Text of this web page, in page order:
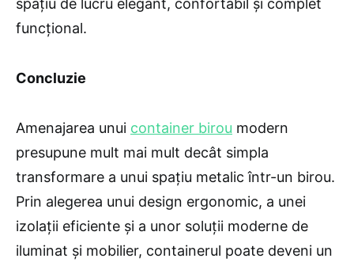
spațiu de lucru elegant, confortabil și complet
funcțional.
Concluzie
Amenajarea unui container birou modern
presupune mult mai mult decât simpla
transformare a unui spațiu metalic într-un birou.
Prin alegerea unui design ergonomic, a unei
izolații eficiente și a unor soluții moderne de
iluminat și mobilier, containerul poate deveni un